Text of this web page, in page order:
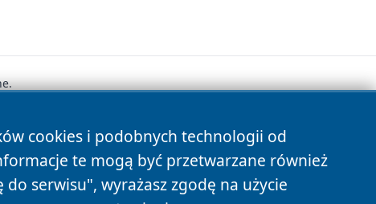
cookies i podobnych technologii od
te mogą być przetwarzane również
serwisu", wyrażasz zgodę na użycie